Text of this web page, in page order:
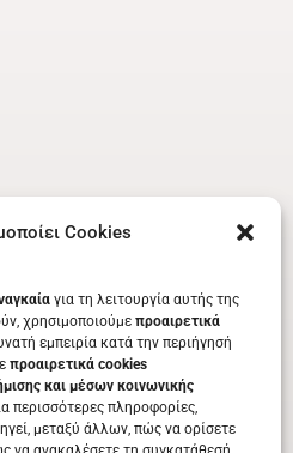
Cookies
για τη λειτουργία αυτής της
χρησιμοποιούμε προαιρετικά
εμπειρία κατά την περιήγησή
προαιρετικά cookies
και μέσων κοινωνικής
περισσότερες πληροφορίες,
μεταξύ άλλων, πώς να ορίσετε